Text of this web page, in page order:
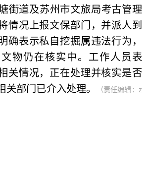
街道及苏州市文旅局考古管理
情况上报文保部门，并派人到
确表示私自挖掘属违法行为，
物仍在核实中。工作人员表
关情况，正在处理并核实是否
部门已介入处理。
（责任编辑：z